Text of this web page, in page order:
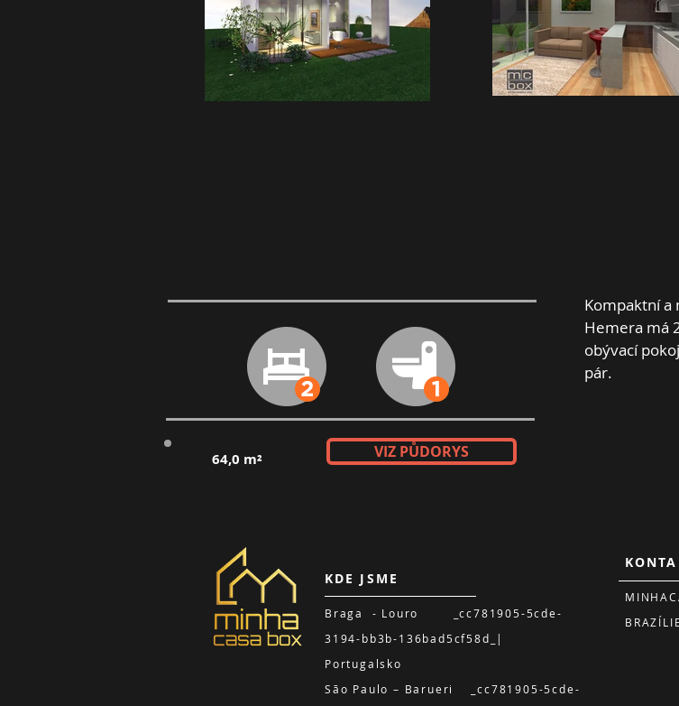
Kompaktní a
Hemera má
obývací
pár.
64,0 m² VIZ PŮDORYS
KDE JSME
Braga - Louro _cc781905-5cde-
3194-bb3b-136bad5cf58d_|
Portugalsko
São Paulo – Barueri _cc781905-5cde-